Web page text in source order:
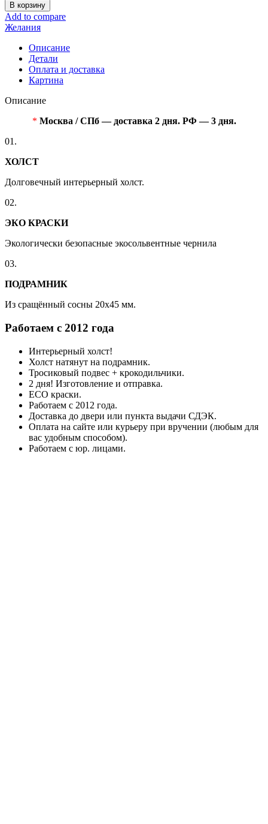
В корзину
Add to compare
Желания
Описание
Детали
Оплата и доставка
Картина
Описание
* Москва / СПб — доставка 2 дня. РФ — 3 дня.
01.
ХОЛСТ
Долговечный интерьерный холст.
02.
ЭКО КРАСКИ
Экологически безопасные экосольвентные чернила
03.
ПОДРАМНИК
Из сращённый сосны 20x45 мм.
Работаем с 2012 года
Интерьерный холст!
Холст натянут на подрамник.
Тросиковый подвес + крокодильчики.
2 дня! Изготовление и отправка.
ECO краски.
Работаем с 2012 года.
Доставка до двери или пункта выдачи СДЭК.
Оплата на сайте или курьеру при вручении (любым для
вас удобным способом).
Работаем с юр. лицами.